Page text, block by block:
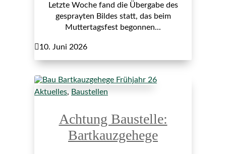
Letzte Woche fand die Übergabe des
gesprayten Bildes statt, das beim
Muttertagsfest begonnen...
10. Juni 2026
Aktuelles, Baustellen
Achtung Baustelle:
Bartkauzgehege